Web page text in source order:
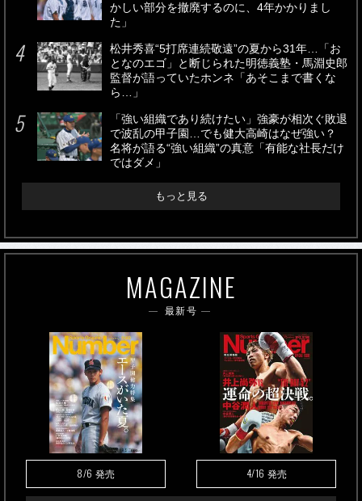
かしい部分を撤廃するのに、4年かかりまし
た」
松井秀喜“5打席連続敬遠”の夏から31年…「お
となのエゴ」と断じられた明徳義塾・馬淵史郎
監督が語っていたホンネ「あそこまで書くな
ら…」
「強い組織であり続けたい」強豪が相次ぐ敗退
で波乱の甲子園…でも健大高崎はなぜ強い？
名将が語る“強い組織”の真意「有能な社長だけ
ではダメ」
もっと見る
MAGAZINE
最新号
8/6 発売 4/16 発売